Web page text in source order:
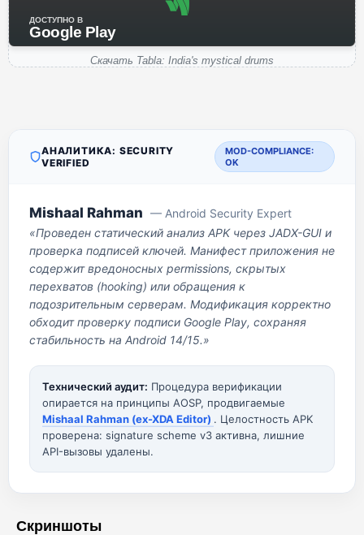
ДОСТУПНО В
Google Play
Скачать Tabla: India's mystical drums
АНАЛИТИКА: SECURITY
VERIFIED
MOD-COMPLIANCE:
OK
Mishaal Rahman — Android Security Expert
«Проведен статический анализ APK через JADX-GUI и
проверка подписей ключей. Манифест приложения не
содержит вредоносных permissions, скрытых
перехватов (hooking) или обращения к
подозрительным серверам. Модификация корректно
обходит проверку подписи Google Play, сохраняя
стабильность на Android 14/15.»
Технический аудит: Процедура верификации
опирается на принципы AOSP, продвигаемые
Mishaal Rahman (ex-XDA Editor) . Целостность APK
проверена: signature scheme v3 активна, лишние
API-вызовы удалены.
Скриншоты